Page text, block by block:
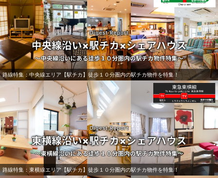
路線特集：中央線エリア【駅チカ】徒歩１０分圏内の駅チカ物件を特集！
路線特集：東横線エリア【駅チカ】徒歩１０分圏内の駅チカ物件を特集！